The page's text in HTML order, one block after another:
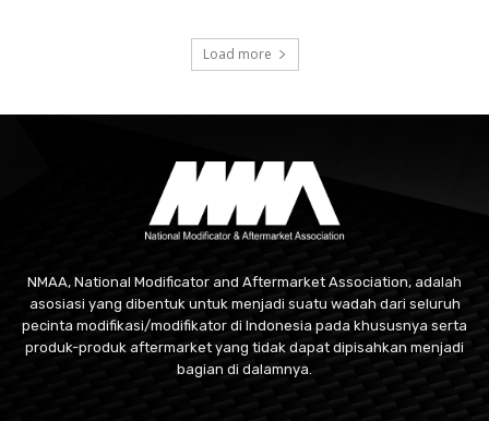
Load more
NMAA, National Modificator and Aftermarket Association, adalah
asosiasi yang dibentuk untuk menjadi suatu wadah dari seluruh
pecinta modifikasi/modifikator di Indonesia pada khususnya serta
produk-produk aftermarket yang tidak dapat dipisahkan menjadi
bagian di dalamnya.